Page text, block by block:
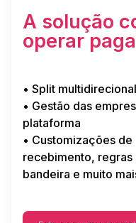
A solução
operar
• Split multidirecional
• Gestão das
plataforma
• Customizações
recebimento,
bandeira e muito